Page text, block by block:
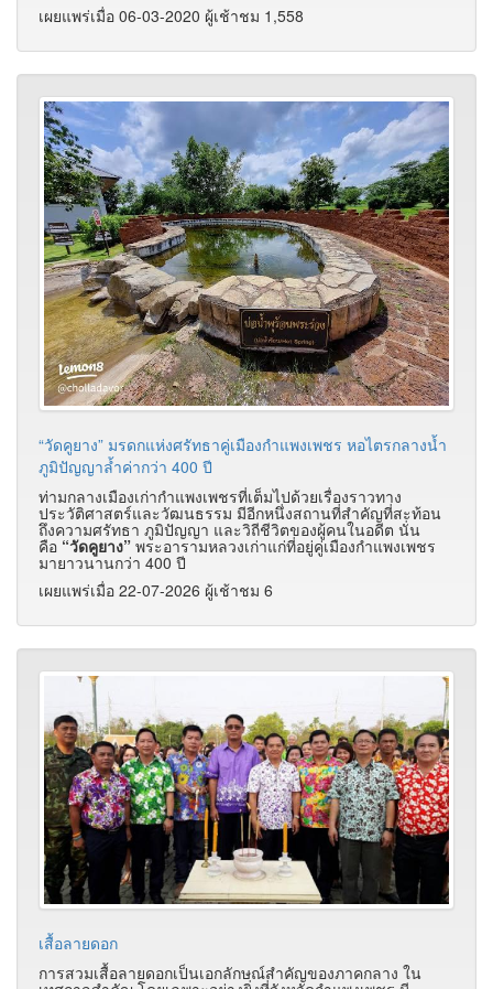
เผยแพร่เมื่อ 06-03-2020 ผู้เช้าชม 1,558
“วัดคูยาง” มรดกแห่งศรัทธาคู่เมืองกำแพงเพชร หอไตรกลางน้ำ
ภูมิปัญญาล้ำค่ากว่า 400 ปี
ท่ามกลางเมืองเก่ากำแพงเพชรที่เต็มไปด้วยเรื่องราวทาง
ประวัติศาสตร์และวัฒนธรรม มีอีกหนึ่งสถานที่สำคัญที่สะท้อน
ถึงความศรัทธา ภูมิปัญญา และวิถีชีวิตของผู้คนในอดีต นั่น
คือ “วัดคูยาง” พระอารามหลวงเก่าแก่ที่อยู่คู่เมืองกำแพงเพชร
มายาวนานกว่า 400 ปี
เผยแพร่เมื่อ 22-07-2026 ผู้เช้าชม 6
เสื้อลายดอก
การสวมเสื้อลายดอกเป็นเอกลักษณ์สำคัญของภาคกลาง ใน